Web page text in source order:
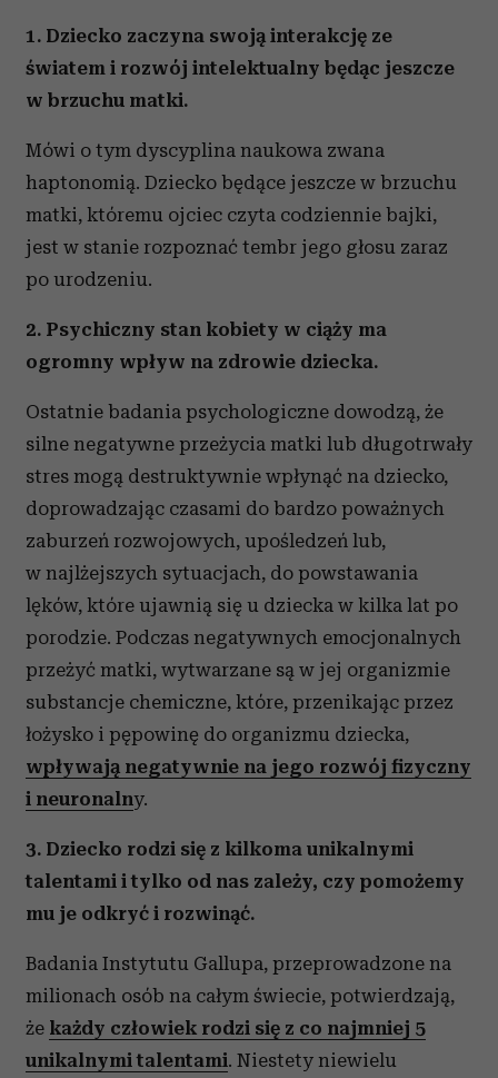
1. Dziecko zaczyna swoją interakcję ze
światem i rozwój intelektualny będąc jeszcze
w brzuchu matki.
Mówi o tym dyscyplina naukowa zwana
haptonomią. Dziecko będące jeszcze w brzuchu
matki, któremu ojciec czyta codziennie bajki,
jest w stanie rozpoznać tembr jego głosu zaraz
po urodzeniu.
2. Psychiczny stan kobiety w ciąży ma
ogromny wpływ na zdrowie dziecka.
Ostatnie badania psychologiczne dowodzą, że
silne negatywne przeżycia matki lub długotrwały
stres mogą destruktywnie wpłynąć na dziecko,
doprowadzając czasami do bardzo poważnych
zaburzeń rozwojowych, upośledzeń lub,
w najlżejszych sytuacjach, do powstawania
lęków, które ujawnią się u dziecka w kilka lat po
porodzie. Podczas negatywnych emocjonalnych
przeżyć matki, wytwarzane są w jej organizmie
substancje chemiczne, które, przenikając przez
łożysko i pępowinę do organizmu dziecka,
wpływają negatywnie na jego rozwój fizyczny
i neuronalny.
3. Dziecko rodzi się z kilkoma unikalnymi
talentami i tylko od nas zależy, czy pomożemy
mu je odkryć i rozwinąć.
Badania Instytutu Gallupa, przeprowadzone na
milionach osób na całym świecie, potwierdzają,
że każdy człowiek rodzi się z co najmniej 5
unikalnymi talentami. Niestety niewielu